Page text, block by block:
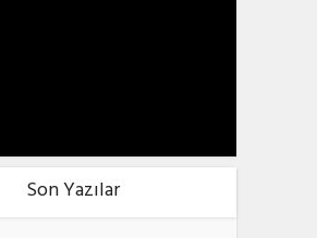
Son Yazılar